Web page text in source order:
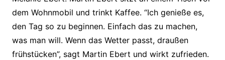
dem Wohnmobil und trinkt Kaffee. “Ich genieße es,
den Tag so zu beginnen. Einfach das zu machen,
was man will. Wenn das Wetter passt, draußen
frühstücken”, sagt Martin Ebert und wirkt zufrieden.